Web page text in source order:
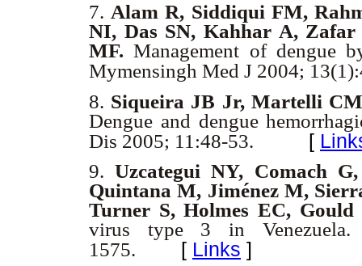
7.Alam R, Siddiqui FM,
NI, Das SN, Kahhar A, Zafar
MF.Management of dengue
Mymensingh Med J 2004;
8. Siqueira JB Jr, Martelli
Dengue and dengue
Dis 2005; 11:48-53.
[
9.Uzcategui NY, Comach
Quintana M, Jiménez M,
Turner S, Holmes EC,
virus type 3 in
1575. [ Links ]